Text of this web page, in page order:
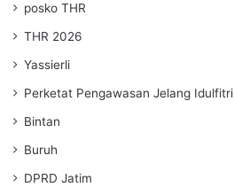
posko THR
THR 2026
Yassierli
Perketat Pengawasan Jelang Idulfitri
Bintan
Buruh
DPRD Jatim